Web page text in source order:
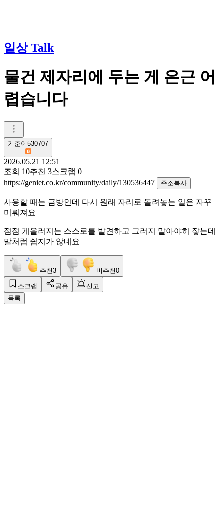
일상 Talk
물건 제자리에 두는 게 은근 어
렵습니다
기춘이530707
2026.05.21 12:51
조회 10추천 3스크랩 0
https://geniet.co.kr/community/daily/130536447
주소복사
사용할 때는 금방인데 다시 원래 자리로 돌려놓는 일은 자꾸
미뤄져요
점점 게을러지는 스스로를 발견하고 그러지 말아야히 잫는데
말처럼 쉽지가 않네요
추천3 비추천0
스크랩 공유
신고
목록